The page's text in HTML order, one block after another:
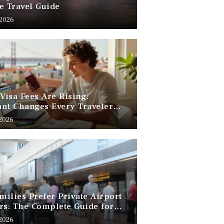
Travel Guide
Fees Are Rising:
Changes Every Traveler
Prefer Private Airport
The Complete Guide for
Family Travel